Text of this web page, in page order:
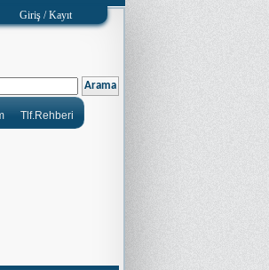
Giriş / Kayıt
Tlf.Rehberi